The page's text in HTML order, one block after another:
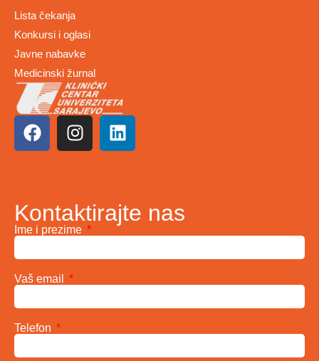
Lista čekanja
Konkursi i oglasi
Javne nabavke
Medicinski žurnal
Kontaktirajte nas
Ime i prezime
Vaš email
Telefon